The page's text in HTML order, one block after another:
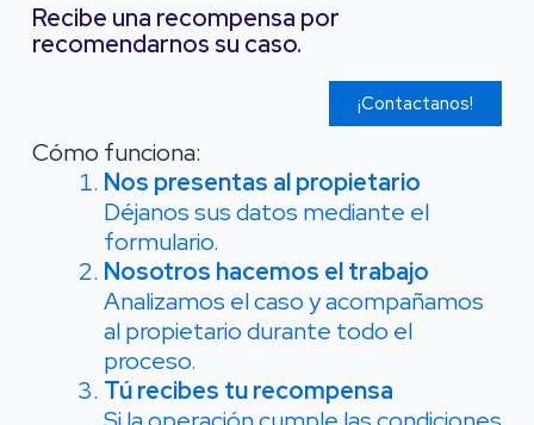
Recibe una recompensa por
recomendarnos su caso.
¡Contactanos!
Cómo funciona:
Nos presentas al propietario
Déjanos sus datos mediante el
formulario.
Nosotros hacemos el trabajo
Analizamos el caso y acompañamos
al propietario durante todo el
proceso.
Tú recibes tu recompensa